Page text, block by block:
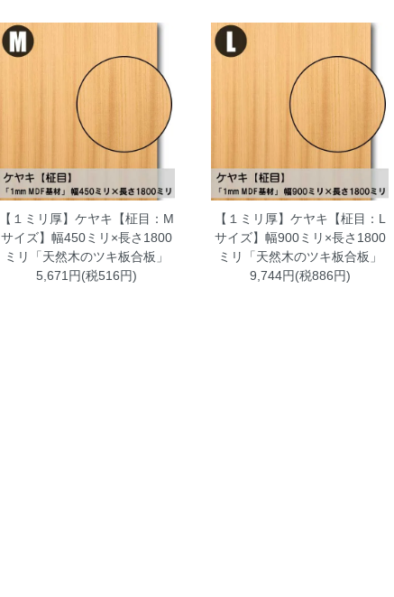
【１ミリ厚】ケヤキ【柾目：M
サイズ】幅450ミリ×長さ1800
ミリ「天然木のツキ板合板」
5,671円(税516円)
【１ミリ厚】ケヤキ【柾目：L
サイズ】幅900ミリ×長さ1800
ミリ「天然木のツキ板合板」
9,744円(税886円)